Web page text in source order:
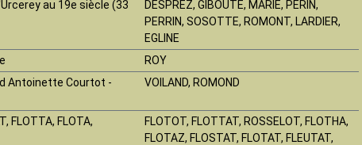
au 19e siècle (33
DESPREZ, GIBOUTE, MARIE, PERIN,
PERRIN, SOSOTTE, ROMONT, LARDIER,
EGLINE
ROY
Antoinette Courtot -
VOILAND, ROMOND
FLOTTA, FLOTA,
FLOTOT, FLOTTAT, ROSSELOT, FLOTHA,
FLOTAZ, FLOSTAT, FLOTAT, FLEUTAT,